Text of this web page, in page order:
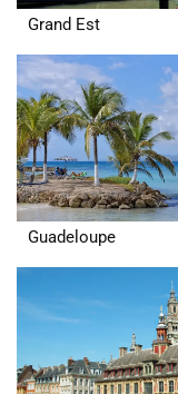
Grand Est
Guadeloupe